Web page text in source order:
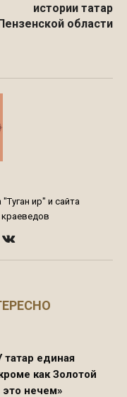
истории татар
области
җир" и сайта
единая
как Золотой
нечем»